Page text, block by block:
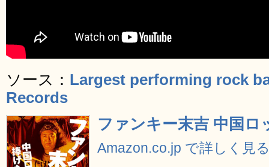
ソース： Largest performing rock
Records
ファンキー末吉 中国ロ
Amazon.co.jp で詳しく見